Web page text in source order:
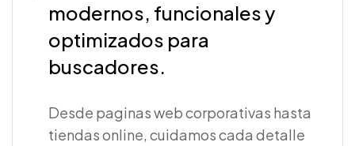
modernos, funcionales y
optimizados para
buscadores.
Desde paginas web corporativas hasta
tiendas online, cuidamos cada detalle